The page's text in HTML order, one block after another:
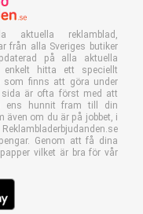
aktuella reklamblad,
från alla Sveriges butiker
på alla aktuella
hitta ett speciellt
som finns att göra under
är ofta först med att
ens hunnit fram till din
även om du är på jobbet, i
Genom att få dina
vilket är bra för vår